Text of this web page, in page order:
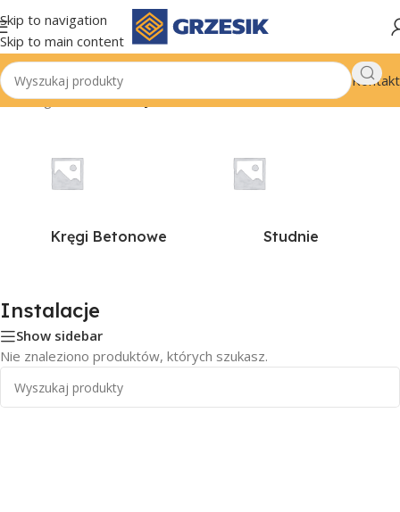
Skip to navigation
Skip to main content
Kontakt
Strona główna/Instalacje
Kręgi Betonowe Studnie
Instalacje
Show sidebar
Nie znaleziono produktów, których szukasz.